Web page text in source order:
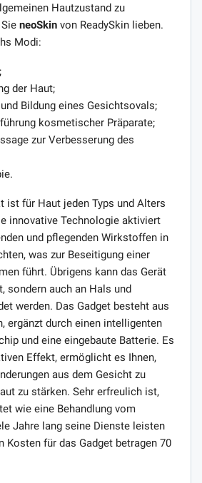
Hautzustand zu
neoSkin von ReadySkin lieben.
Modi:
der Haut;
Bildung eines Gesichtsovals;
kosmetischer Präparate;
zur Verbesserung des
ist für Haut jeden Typs und Alters
innovative Technologie aktiviert
und pflegenden Wirkstoffen in
was zur Beseitigung einer
führt. Übrigens kann das Gerät
sondern auch an Hals und
werden. Das Gadget besteht aus
ergänzt durch einen intelligenten
und eine eingebaute Batterie. Es
Effekt, ermöglicht es Ihnen,
aus dem Gesicht zu
zu stärken. Sehr erfreulich ist,
wie eine Behandlung vom
Jahre lang seine Dienste leisten
Kosten für das Gadget betragen 70